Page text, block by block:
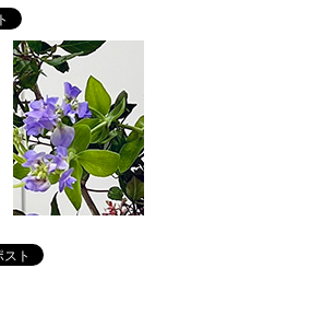
910B-